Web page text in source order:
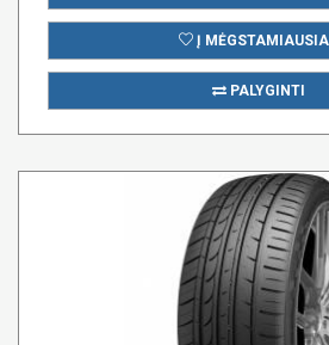
Į
PALYGINTI